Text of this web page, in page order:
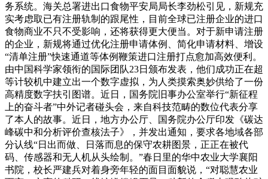
务系统。海关总署进出口食物平安局局长李劲松引见，新规充
实考虑取已有注册轨制的跟尾性，目前全球已注册企业的进口
食物商业不只不受影响，还将获得更大便当。对于新申请注册
的企业，新规将通过优化注册申请体例、简化申请材料、增设
“清单注册”快速通道等体例鞭策进口注册打点愈加高效便利。
由中国科学家领衔的国际团队23日颁布发表，他们成功正在超
等计较机中建立出一个数字虚拟，为人类摸索奥妙供给了一份
高精度数字扶引图谱。近日，国务院旧事办公室举行“新征程
上的奋斗者”中外记者碰头会，来自科技范畴的数位代表分享
了本人的故事。近日，地方办公厅、国务院办公厅印发《碳达
峰碳中和分析评价查核法子》，并发出通知，要求各地域各部
分认线“日出而做、日落而息的保守农耕图景，正正在被代
码、传感器和无人机从头绘制。”春日里的华中农业大学襄阳
书院，校长严建兵对着身旁年轻的面目面貌说，“对聪慧农业